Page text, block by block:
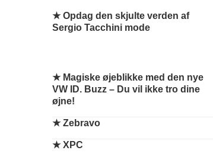
★ Opdag den skjulte verden af
Sergio Tacchini mode
★ Magiske øjeblikke med den nye
VW ID. Buzz – Du vil ikke tro dine
øjne!
★Zebravo
★XPC